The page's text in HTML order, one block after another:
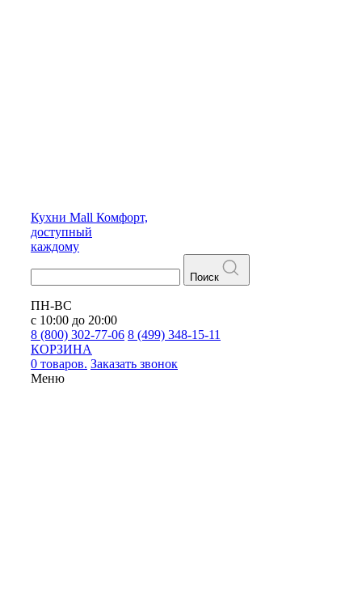
Кухни Mall Комфорт,
доступный
каждому
Поиск
ПН-ВС
с 10:00 до 20:00
8 (800) 302-77-06 8 (499) 348-15-11
КОРЗИНА
0 товаров. Заказать звонок
Меню